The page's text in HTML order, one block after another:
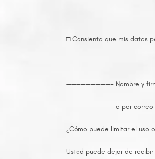
□ Consiento que mis datos
—————————- Nombre y
—————————- o por correo
¿Cómo puede limitar el uso
Usted puede dejar de